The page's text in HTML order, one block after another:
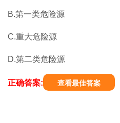
B.第一类危险源
C.重大危险源
D.第二类危险源
正确答案: 查看最佳答案